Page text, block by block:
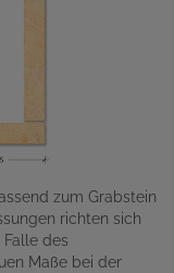
zum Grabstein
richten sich
des
Maße bei der